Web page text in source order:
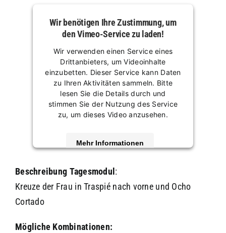
Wir benötigen Ihre Zustimmung, um
den Vimeo-Service zu laden!
Wir verwenden einen Service eines
Drittanbieters, um Videoinhalte
einzubetten. Dieser Service kann Daten
zu Ihren Aktivitäten sammeln. Bitte
lesen Sie die Details durch und
stimmen Sie der Nutzung des Service
zu, um dieses Video anzusehen.
Mehr Informationen
Akzeptieren
powered byUsercentrics Consent
Beschreibung Tagesmodul :
Kreuze der Frau in Traspié nach vorne und Ocho
Cortado
Mögliche Kombinationen: